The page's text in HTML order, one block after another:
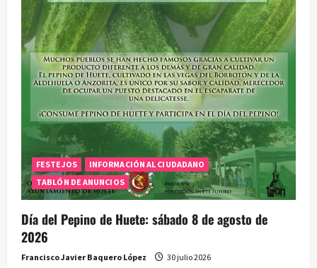
FESTEJOS
INFORMACIÓN AL CIUDADANO
TABLÓN DE ANUNCIOS
Día del Pepino de Huete: sábado 8 de agosto de
2026
Francisco Javier Baquero López 30 julio 2026